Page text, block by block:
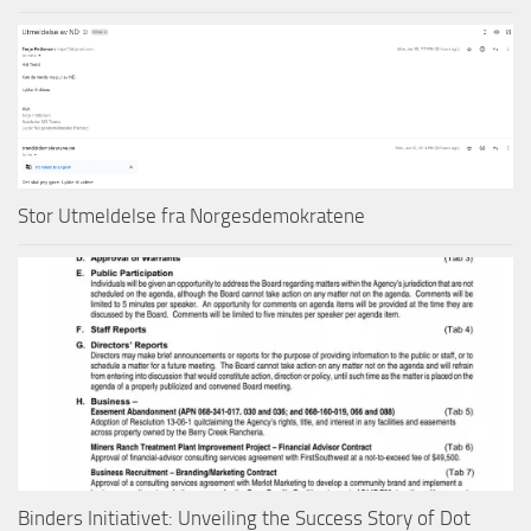
Stor Utmeldelse fra Norgesdemokratene
Binders Initiativet: Unveiling the Success Story of Dot